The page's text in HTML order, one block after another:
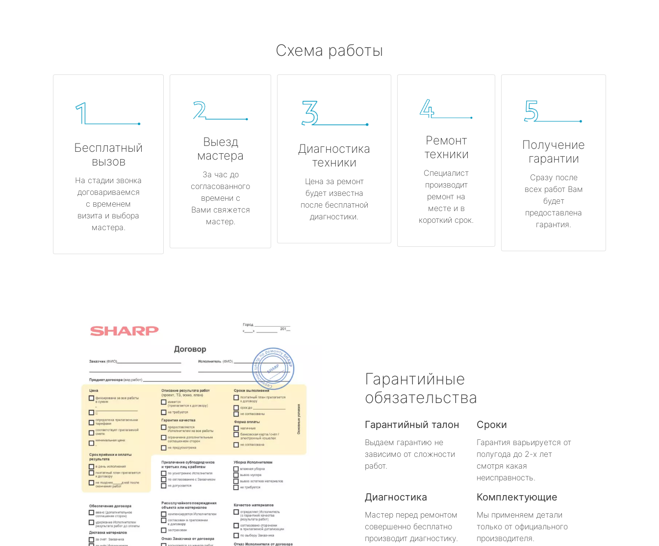
Схема работы
Бесплатный
вызов
На стадии звонка
договариваемся
с временем
визита и выбора
мастера.
Выезд
мастера
За час до
согласованного
времени с
Вами свяжется
мастер.
Диагностика
техники
Цена за ремонт
будет известна
после бесплатной
диагностики.
Ремонт
техники
Специалист
производит
ремонт на
месте и в
короткий срок.
Получение
гарантии
Сразу после
всех работ Вам
будет
предоставлена
гарантия.
Гарантийные
обязательства
Гарантийный талон
Выдаем гарантию не
зависимо от сложности
работ.
Сроки
Гарантия варьируется от
полугода до 2-х лет
смотря какая
неисправность.
Диагностика
Мастер перед ремонтом
совершенно бесплатно
производит диагностику.
Комплектующие
Мы применяем детали
только от официального
производителя.